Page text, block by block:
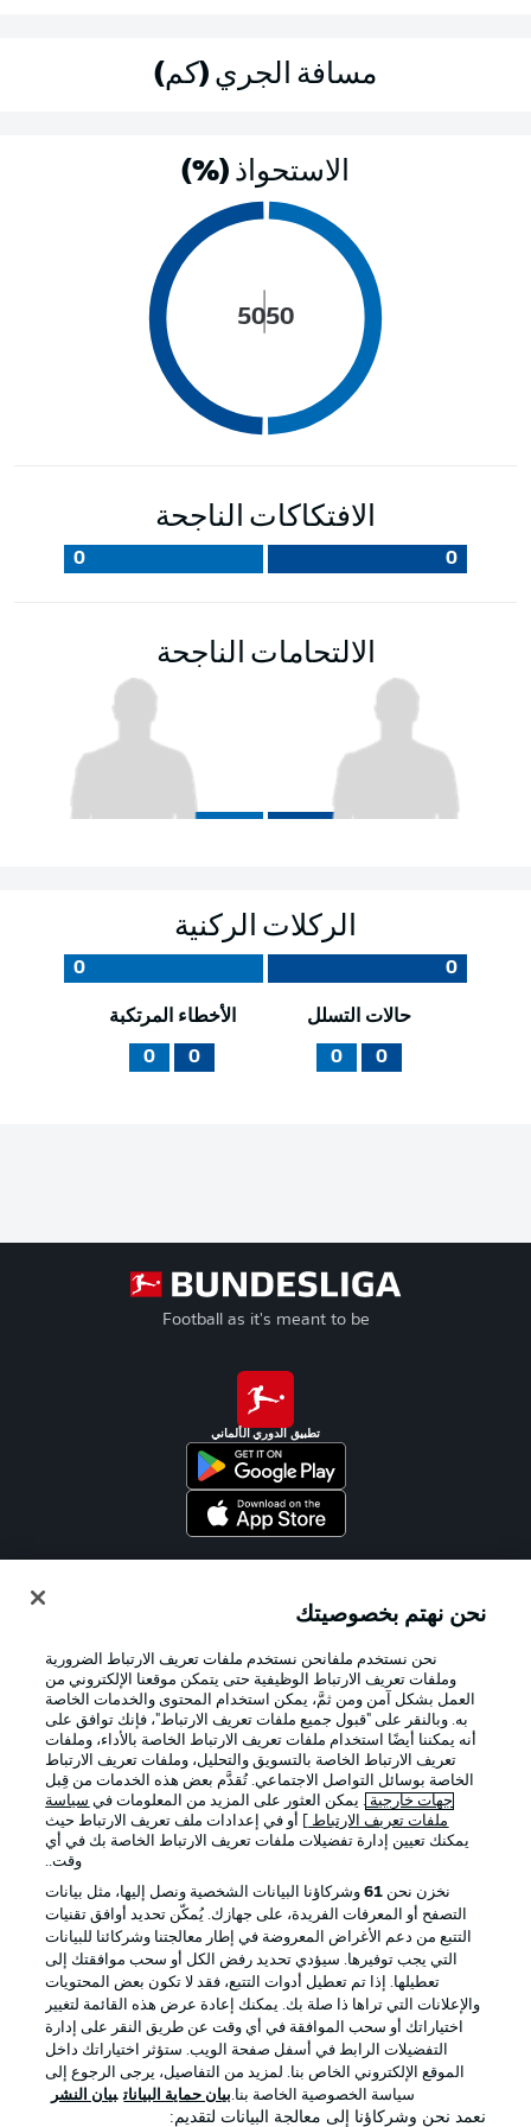
مسافة الجري (كم)
الاستحواذ (%)
50
50
الافتكاكات الناجحة
0
0
الالتحامات الناجحة
الركلات الركنية
0
0
حالات التسلل
0
0
الأخطاء المرتكبة
0
0
Football as it's meant to be
تطبيق الدوري الألماني
الإعلانات الإخطارات القانونية
شروط الاستخدام الوظائف
جهة النشر تواصل معنا
اللاعبون
نحن نهتم بخصوصيتك
نحن نستخدم ملفانحن نستخدم ملفات تعريف الارتباط الضرورية
وملفات تعريف الارتباط الوظيفية حتى يتمكن موقعنا الإلكتروني من
العمل بشكل آمن ومن ثمَّ، يمكن استخدام المحتوى والخدمات الخاصة
به. وبالنقر على "قبول جميع ملفات تعريف الارتباط"، فإنك توافق على
أنه يمكننا أيضًا استخدام ملفات تعريف الارتباط الخاصة بالأداء، وملفات
تعريف الارتباط الخاصة بالتسويق والتحليل، وملفات تعريف الارتباط
الخاصة بوسائل التواصل الاجتماعي. تُقدَّم بعض هذه الخدمات من قِبل
جهات خارجية . يمكن العثور على المزيد من المعلومات في سياسة
ملفات تعريف الارتباط
] أو في إعدادات ملف تعريف الارتباط حيث
يمكنك تعيين إدارة تفضيلات ملفات تعريف الارتباط الخاصة بك في أي
وقت..
نخزن نحن 61وشركاؤنا البيانات الشخصية ونصل إليها، مثل بيانات
التصفح أو المعرفات الفريدة، على جهازك. يُمكّن تحديد أوافق تقنيات
التتبع من دعم الأغراض المعروضة في إطار معالجتنا وشركائنا للبيانات
التي يجب توفيرها. سيؤدي تحديد رفض الكل أو سحب موافقتك إلى
تعطيلها. إذا تم تعطيل أدوات التتبع، فقد لا تكون بعض المحتويات
والإعلانات التي تراها ذا صلة بك. يمكنك إعادة عرض هذه القائمة لتغيير
اختياراتك أو سحب الموافقة في أي وقت عن طريق النقر على إدارة
التفضيلات الرابط في أسفل صفحة الويب. ستؤثر اختياراتك داخل
الموقع الإلكتروني الخاص بنا. لمزيد من التفاصيل، يرجى الرجوع إلى
سياسة الخصوصية الخاصة بنا.بيان حماية البيانات بيان النشر
نعمد نحن وشركاؤنا إلى معالجة البيانات لتقديم: